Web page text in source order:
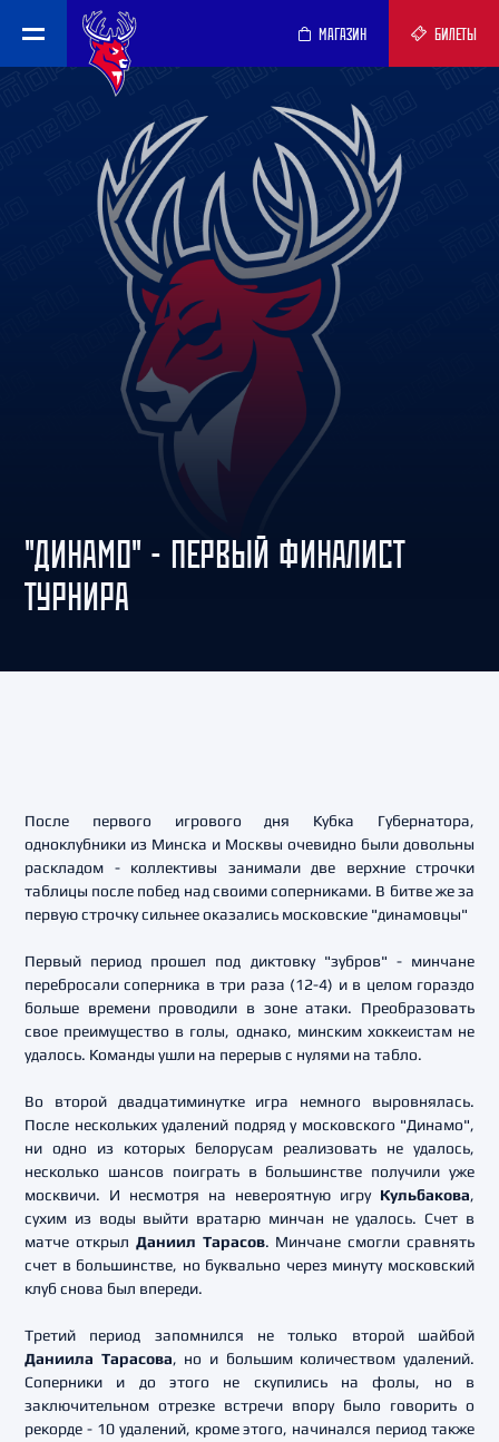
МАГАЗИН БИЛЕТЫ
"ДИНАМО" - ПЕРВЫЙ ФИНАЛИСТ
ТУРНИРА
После первого игрового дня Кубка Губернатора,
одноклубники из Минска и Москвы очевидно были довольны
раскладом - коллективы занимали две верхние строчки
таблицы после побед над своими соперниками. В битве же за
первую строчку сильнее оказались московские "динамовцы"
Первый период прошел под диктовку "зубров" - минчане
перебросали соперника в три раза (12-4) и в целом гораздо
больше времени проводили в зоне атаки. Преобразовать
свое преимущество в голы, однако, минским хоккеистам не
удалось. Команды ушли на перерыв с нулями на табло.
Во второй двадцатиминутке игра немного выровнялась.
После нескольких удалений подряд у московского "Динамо",
ни одно из которых белорусам реализовать не удалось,
несколько шансов поиграть в большинстве получили уже
москвичи. И несмотря на невероятную игру Кульбакова,
сухим из воды выйти вратарю минчан не удалось. Счет в
матче открыл Даниил Тарасов. Минчане смогли сравнять
счет в большинстве, но буквально через минуту московский
клуб снова был впереди.
Третий период запомнился не только второй шайбой
Даниила Тарасова, но и большим количеством удалений.
Соперники и до этого не скупились на фолы, но в
заключительном отрезке встречи впору было говорить о
рекорде - 10 удалений, кроме этого, начинался период также